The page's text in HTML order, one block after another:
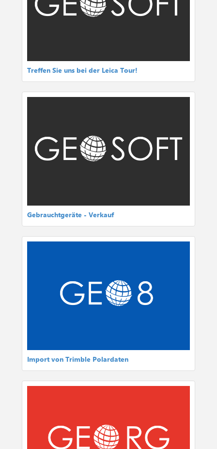
Treffen Sie uns bei der Leica Tour!
Gebrauchtgeräte - Verkauf
Import von Trimble Polardaten